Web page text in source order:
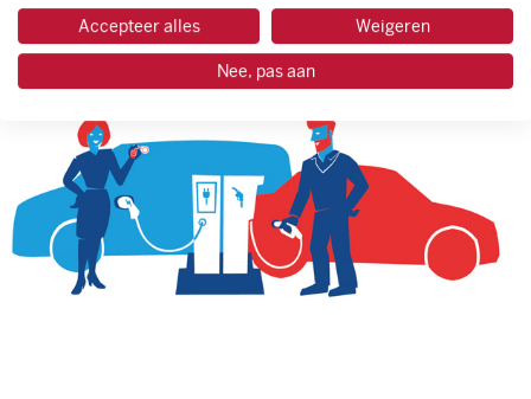
Accepteer alles Weigeren
Nee, pas aan